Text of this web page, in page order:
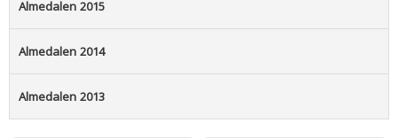
Almedalen 2015
Almedalen 2014
Almedalen 2013